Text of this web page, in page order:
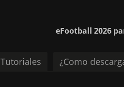
eFootball 2026
Tutoriales ¿Como